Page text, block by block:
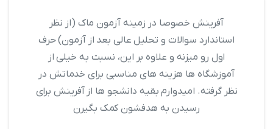
آفرینش خصوصا در زمینه آزمون ماک (از نظر
استاندارد سوالات و تحلیل عالی بعد از آزمون) حرف
اول رو میزنه و علاوه بر این، نسبت به خیلی از
آموزشگاه ها هزینه های مناسبی برای خدماتش در
نظر گرفته . امیدوارم بقیه دانشجو ها از آفرینش برای
رسیدن به هدفشون کمک بگیرن